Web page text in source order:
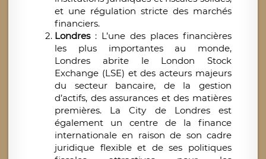
et une régulation stricte des marchés
financiers.
Londres: L’une des places financières
les plus importantes au monde,
Londres abrite le London Stock
Exchange (LSE) et des acteurs majeurs
du secteur bancaire, de la gestion
d’actifs, des assurances et des matières
premières. La City de Londres est
également un centre de la finance
internationale en raison de son cadre
juridique flexible et de ses politiques